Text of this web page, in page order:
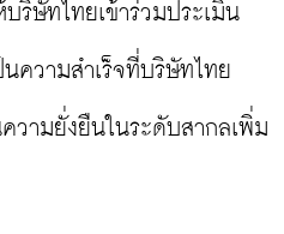
ริษัทไทยเข้าร่วมประเมิน
ความสำเร็จที่บริษัทไทย
วามยั่งยืนในระดับสากลเพิ่ม